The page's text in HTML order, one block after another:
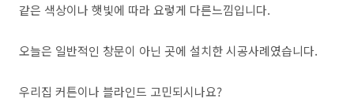
같은 색상이나 햇빛에 따라 요렇게 다른느낌입니다.
오늘은 일반적인 창문이 아닌 곳에 설치한 시공사례였습니다.
우리집 커튼이나 블라인드 고민되시나요?